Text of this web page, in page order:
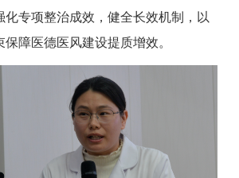
化专项整治成效，健全长效机制，以
障医德医风建设提质增效。